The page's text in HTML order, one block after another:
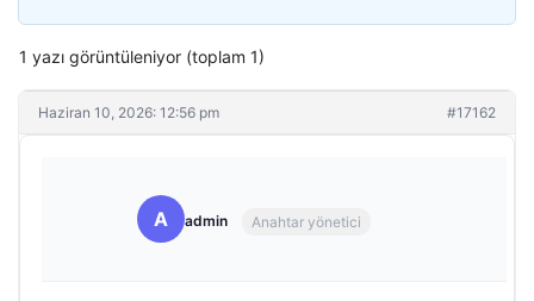
1 yazı görüntüleniyor (toplam 1)
Haziran 10, 2026: 12:56 pm #17162
A admin Anahtar yönetici